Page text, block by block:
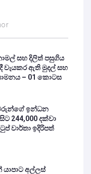
සහ දිලිත් පසුගිය
වැයකර ඇති මුදල් සහ
– 01 කොටස
ඉන්ධන
244,000 දක්වා
වාර්තා ඉදිරිපත්
අල්ලස්